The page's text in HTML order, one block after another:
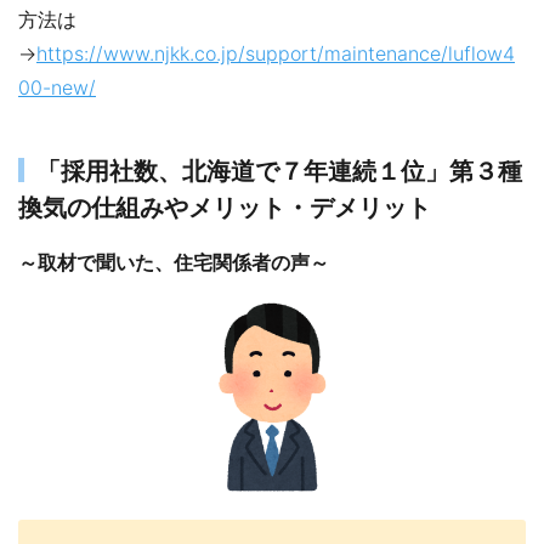
方法は
→https://www.njkk.co.jp/support/maintenance/luflow4
00-new/
「採用社数、北海道で７年連続１位」第３種
換気の仕組みやメリット・デメリット
～取材で聞いた、住宅関係者の声～